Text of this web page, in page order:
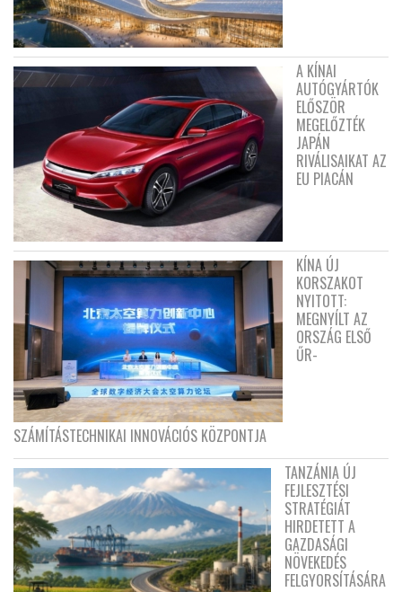
A KÍNAI
AUTÓGYÁRTÓK
ELŐSZÖR
MEGELŐZTÉK
JAPÁN
RIVÁLISAIKAT AZ
EU PIACÁN
KÍNA ÚJ
KORSZAKOT
NYITOTT:
MEGNYÍLT AZ
ORSZÁG ELSŐ
ŰR-
SZÁMÍTÁSTECHNIKAI INNOVÁCIÓS KÖZPONTJA
TANZÁNIA ÚJ
FEJLESZTÉSI
STRATÉGIÁT
HIRDETETT A
GAZDASÁGI
NÖVEKEDÉS
FELGYORSÍTÁSÁRA